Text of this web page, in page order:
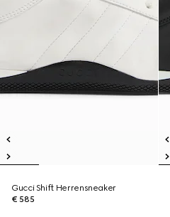
Gucci Shift Herrensneaker
€ 585